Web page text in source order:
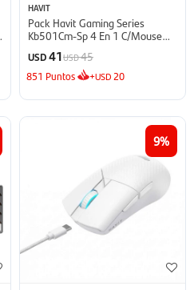
HAVIT
Pack Havit Gaming Series
Kb501Cm-Sp 4 En 1 C/Mouse
Teclado Español Auriculares Y
Mousepad - Negro
USD41USD45
851 Puntos +USD 20
9